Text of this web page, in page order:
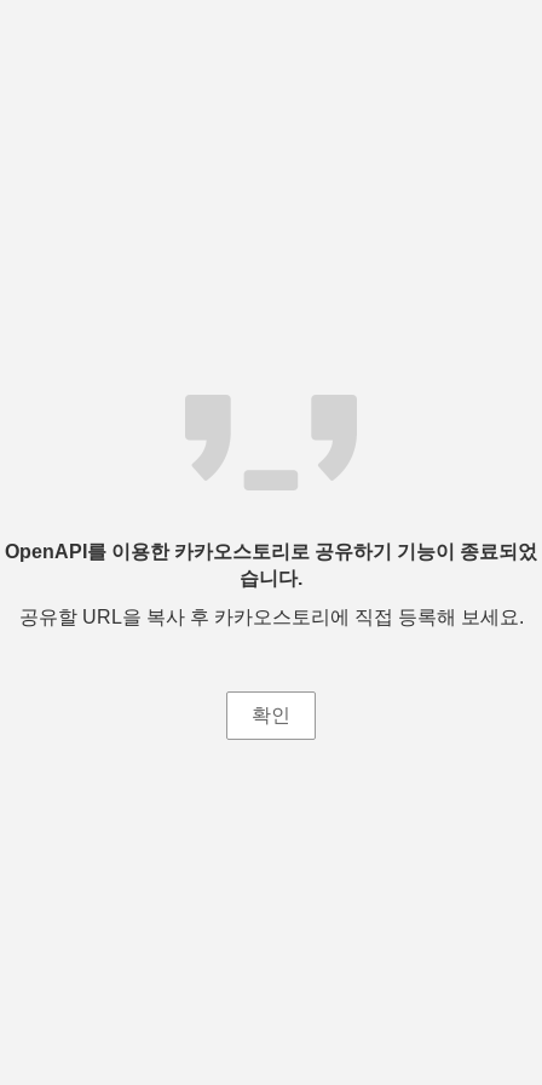
OpenAPI를 이용한 카카오스토리로 공유하기 기능이 종료되었
습니다.
공유할 URL을 복사 후 카카오스토리에 직접 등록해 보세요.
확인